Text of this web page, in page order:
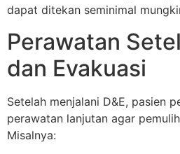
dapat ditekan seminimal
Perawatan
dan Evakuasi
Setelah menjalani D&E, pasien
perawatan lanjutan agar
Misalnya: